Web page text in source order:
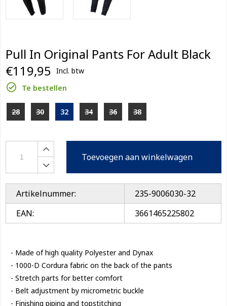
Pull In Original Pants For Adult Black
€119,95 Incl. btw
Te bestellen
28 30 32 34 36 38
Toevoegen aan winkelwagen
Artikelnummer:
235-9006030-32
EAN:
3661465225802
- Made of high quality Polyester and Dynax
- 1000-D Cordura fabric on the back of the pants
- Stretch parts for better comfort
- Belt adjustment by micrometric buckle
- Finishing piping and topstitching